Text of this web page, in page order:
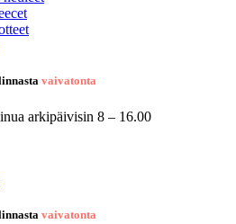
vaivatonta
arkipäivisin 8 – 16.00
vaivatonta